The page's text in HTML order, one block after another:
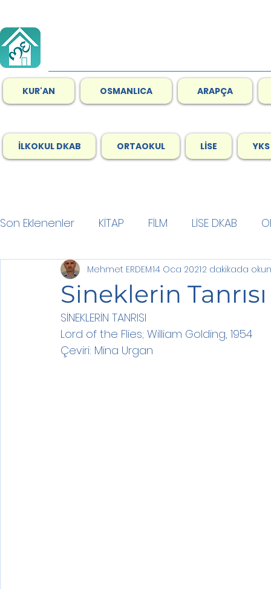
KUR'AN OSMANLICA ARAPÇA
İLKOKUL DKAB ORTAOKUL LİSE
Son Eklenenler KİTAP FİLM LİSE DKAB
Son Okuduklarım Ramazan
Sineklerin Tanrısı
Mehmet ERDEM14 Oca 20212 dakikada
SİNEKLERİN TANRISI
Lord of the Flies; William Golding, 1954
Çeviri: Mina Urgan